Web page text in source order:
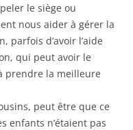
le siège ou
nous aider à gérer la
parfois d’avoir l’aide
qui peut avoir le
prendre la meilleure
peut être que ce
enfants n’étaient pas